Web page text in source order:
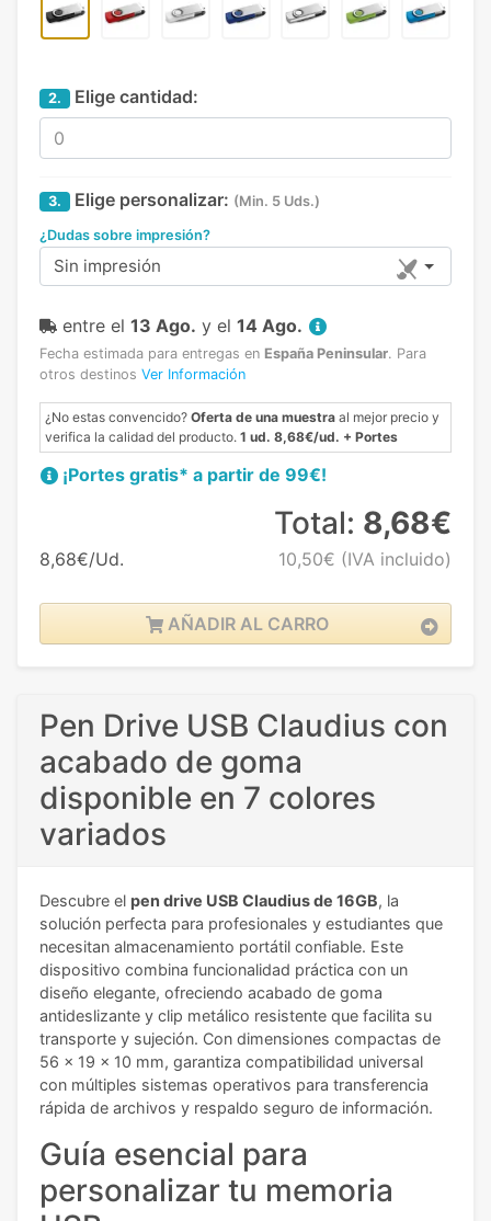
2. Elige cantidad:
3. Elige personalizar: (Min. 5 Uds.)
¿Dudas sobre impresión?
Sin impresión
entre el 13 Ago. y el 14 Ago.
Fecha estimada para entregas en España Peninsular. Para
otros destinos Ver Información
¿No estas convencido? Oferta de una muestra al mejor precio y
verifica la calidad del producto. 1 ud. 8,68€/ud. + Portes
¡Portes gratis* a partir de 99€!
8,68€/Ud.
Total: 8,68€
10,50€ (IVA incluido)
AÑADIR AL CARRO
Pen Drive USB Claudius con
acabado de goma
disponible en 7 colores
variados
Descubre el pen drive USB Claudius de 16GB, la
solución perfecta para profesionales y estudiantes que
necesitan almacenamiento portátil confiable. Este
dispositivo combina funcionalidad práctica con un
diseño elegante, ofreciendo acabado de goma
antideslizante y clip metálico resistente que facilita su
transporte y sujeción. Con dimensiones compactas de
56 x 19 x 10 mm, garantiza compatibilidad universal
con múltiples sistemas operativos para transferencia
rápida de archivos y respaldo seguro de información.
Guía esencial para
personalizar tu memoria